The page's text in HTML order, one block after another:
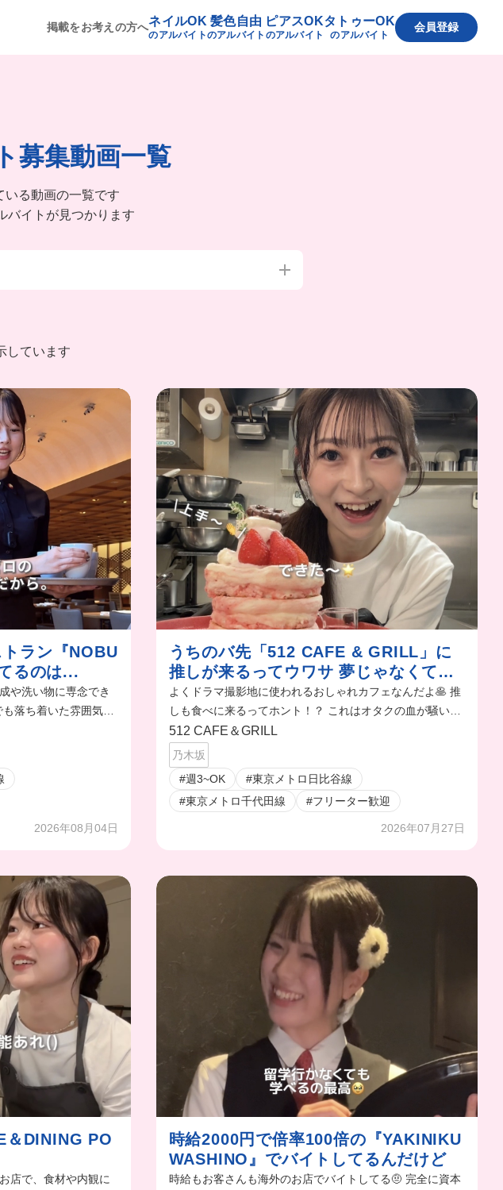
掲載をお考えの方へネイルOK
のアルバイト
髪色自由
のアルバイト
ピアスOK
のアルバイト
タトゥーOK
のアルバイト
会員登録
募集動画一覧
いる動画の一覧です
バイトが見つかります
しています
ラン『NOBU
るのは...
や洗い物に専念でき
落ち着いた雰囲気の
2026年08月04日
うちのバ先「512 CAFE & GRILL」に
推しが来るってウワサ 夢じゃなくてホ
ントだった！！
よくドラマ撮影地に使われるおしゃれカフェなんだよ🥞 推
しも食べに来るってホント！？ これはオタクの血が騒いじ
ゃう🤭
512 CAFE＆GRILL
乃木坂
#週3~OK
#東京メトロ日比谷線
#東京メトロ千代田線
#フリーター歓迎
2026年07月27日
＆DINING PO
店で、食材や内観に
時給2000円で倍率100倍の『YAKINIKU
WASHINO』でバイトしてるんだけど
時給もお客さんも海外のお店でバイトしてる🤨 完全に資本